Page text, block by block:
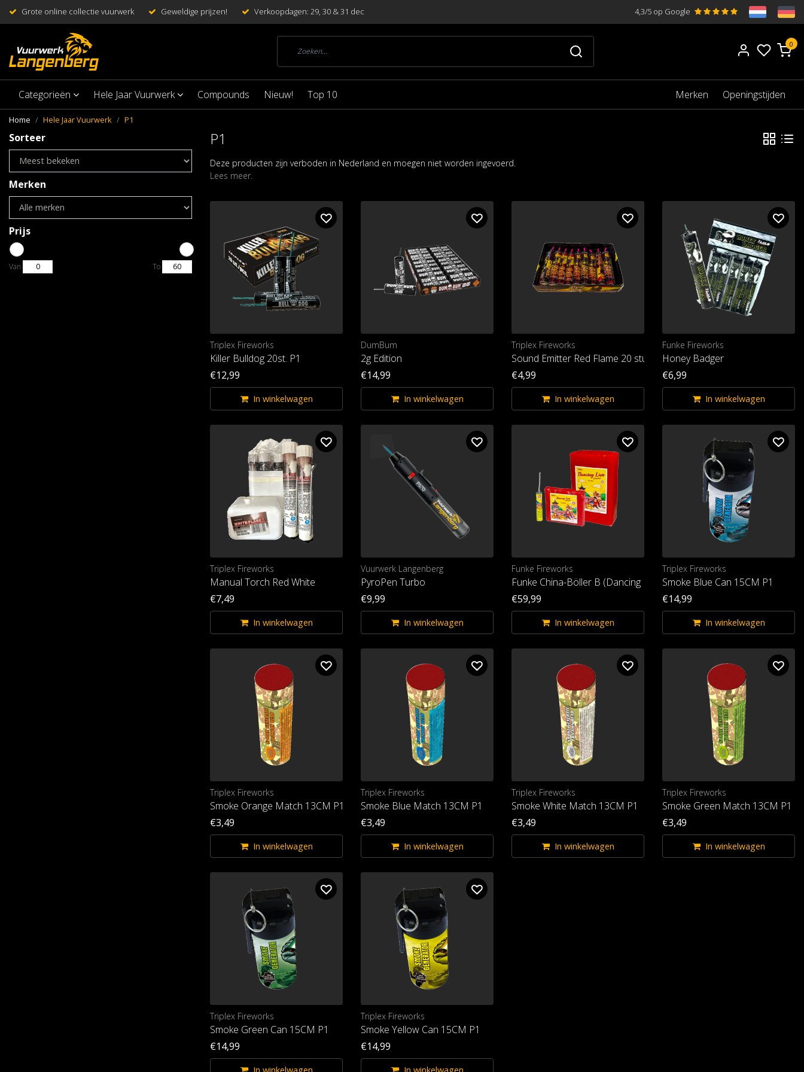
Grote online collectie vuurwerk Geweldige prijzen! Verkoopdagen: 29, 30 & 31 dec 4,3/5 op Google
0
Categorieën Hele Jaar Vuurwerk Compounds Nieuw! Top 10 Merken Openingstijden
Home Hele Jaar Vuurwerk P1
Sorteer
Merken
Prijs
Van To
P1
Deze producten zijn verboden in Nederland en moegen niet worden ingevoerd.
Lees meer.
Triplex Fireworks
Killer Bulldog 20st. P1
€12,99
In winkelwagen
DumBum
2g Edition
€14,99
In winkelwagen
Triplex Fireworks
Sound Emitter Red Flame 20 stuks P1
€4,99
In winkelwagen
Funke Fireworks
Honey Badger
€6,99
In winkelwagen
Triplex Fireworks
Manual Torch Red White
€7,49
In winkelwagen
Vuurwerk Langenberg
PyroPen Turbo
€9,99
In winkelwagen
Funke Fireworks
Funke China-Böller B (Dancing Lion Version)
€59,99
In winkelwagen
Triplex Fireworks
Smoke Blue Can 15CM P1
€14,99
In winkelwagen
Triplex Fireworks
Smoke Orange Match 13CM P1
€3,49
In winkelwagen
Triplex Fireworks
Smoke Blue Match 13CM P1
€3,49
In winkelwagen
Triplex Fireworks
Smoke White Match 13CM P1
€3,49
In winkelwagen
Triplex Fireworks
Smoke Green Match 13CM P1
€3,49
In winkelwagen
Triplex Fireworks
Smoke Green Can 15CM P1
€14,99
In winkelwagen
Triplex Fireworks
Smoke Yellow Can 15CM P1
€14,99
In winkelwagen